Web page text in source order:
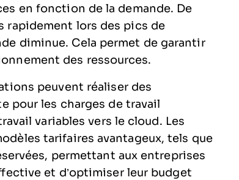
en fonction de la demande. De
rapidement lors des pics de
diminue. Cela permet de garantir
des ressources.
peuvent réaliser des
pour les charges de travail
variables vers le cloud. Les
tarifaires avantageux, tels que
permettant aux entreprises
et d’optimiser leur budget